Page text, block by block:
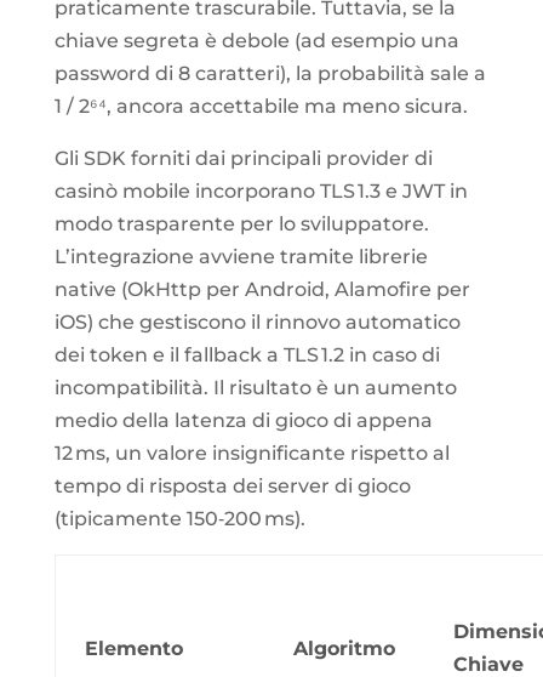
praticamente trascurabile. Tuttavia, se la
chiave segreta è debole (ad esempio una
password di 8 caratteri), la probabilità sale a
1 / 2⁶⁴, ancora accettabile ma meno sicura.
Gli SDK forniti dai principali provider di
casinò mobile incorporano TLS 1.3 e JWT in
modo trasparente per lo sviluppatore.
L’integrazione avviene tramite librerie
native (OkHttp per Android, Alamofire per
iOS) che gestiscono il rinnovo automatico
dei token e il fallback a TLS 1.2 in caso di
incompatibilità. Il risultato è un aumento
medio della latenza di gioco di appena
12 ms, un valore insignificante rispetto al
tempo di risposta dei server di gioco
(tipicamente 150‑200 ms).
Elemento Algoritmo
Chiave